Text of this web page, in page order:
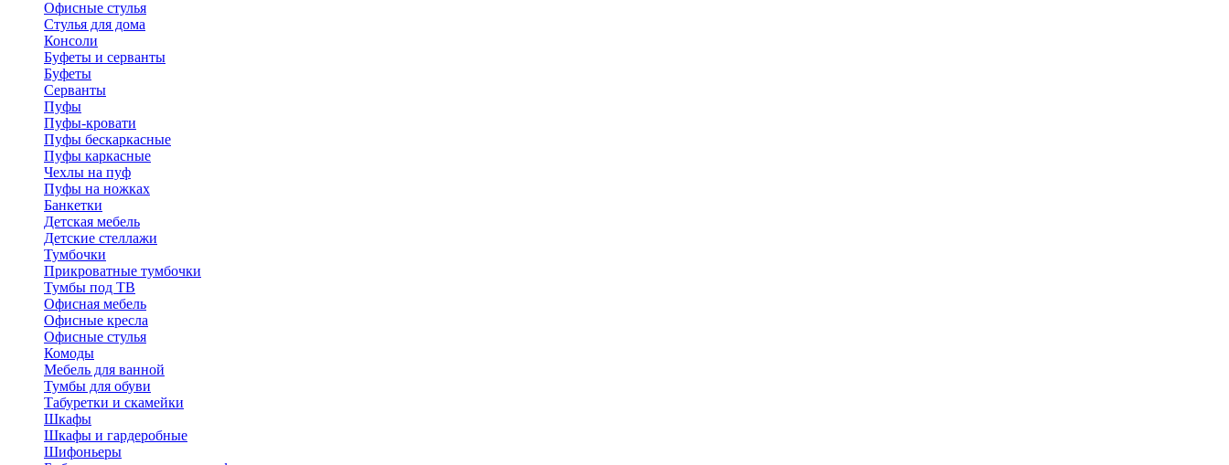
Офисные стулья
Стулья для дома
Консоли
Буфеты и серванты
Буфеты
Серванты
Пуфы
Пуфы-кровати
Пуфы бескаркасные
Пуфы каркасные
Чехлы на пуф
Пуфы на ножках
Банкетки
Детская мебель
Детские стеллажи
Тумбочки
Прикроватные тумбочки
Тумбы под ТВ
Офисная мебель
Офисные кресла
Офисные стулья
Комоды
Мебель для ванной
Тумбы для обуви
Табуретки и скамейки
Шкафы
Шкафы и гардеробные
Шифоньеры